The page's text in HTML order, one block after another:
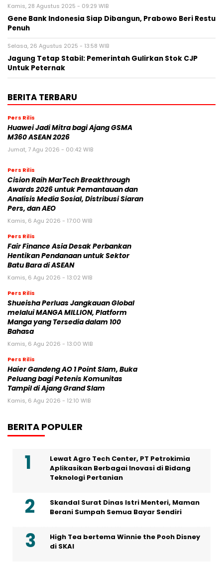
Kamis, 28 Agustus 2025 - 09:29 WIB
Gene Bank Indonesia Siap Dibangun, Prabowo Beri Restu
Penuh
Selasa, 26 Agustus 2025 - 13:58 WIB
Jagung Tetap Stabil: Pemerintah Gulirkan Stok CJP
Untuk Peternak
BERITA TERBARU
Pers Rilis
Huawei Jadi Mitra bagi Ajang GSMA
M360 ASEAN 2026
Jumat, 7 Agu 2026 - 00:42 WIB
Pers Rilis
Cision Raih MarTech Breakthrough
Awards 2026 untuk Pemantauan dan
Analisis Media Sosial, Distribusi Siaran
Pers, dan AEO
Kamis, 6 Agu 2026 - 17:00 WIB
Pers Rilis
Fair Finance Asia Desak Perbankan
Hentikan Pendanaan untuk Sektor
Batu Bara di ASEAN
Kamis, 6 Agu 2026 - 13:02 WIB
Pers Rilis
Shueisha Perluas Jangkauan Global
melalui MANGA MILLION, Platform
Manga yang Tersedia dalam 100
Bahasa
Kamis, 6 Agu 2026 - 13:00 WIB
Pers Rilis
Haier Gandeng AO 1 Point Slam, Buka
Peluang bagi Petenis Komunitas
Tampil di Ajang Grand Slam
Kamis, 6 Agu 2026 - 12:10 WIB
BERITA POPULER
Lewat Agro Tech Center, PT Petrokimia
Aplikasikan Berbagai Inovasi di Bidang
Teknologi Pertanian
Skandal Surat Dinas Istri Menteri, Maman
Berani Sumpah Semua Bayar Sendiri
High Tea bertema Winnie the Pooh Disney
di SKAI